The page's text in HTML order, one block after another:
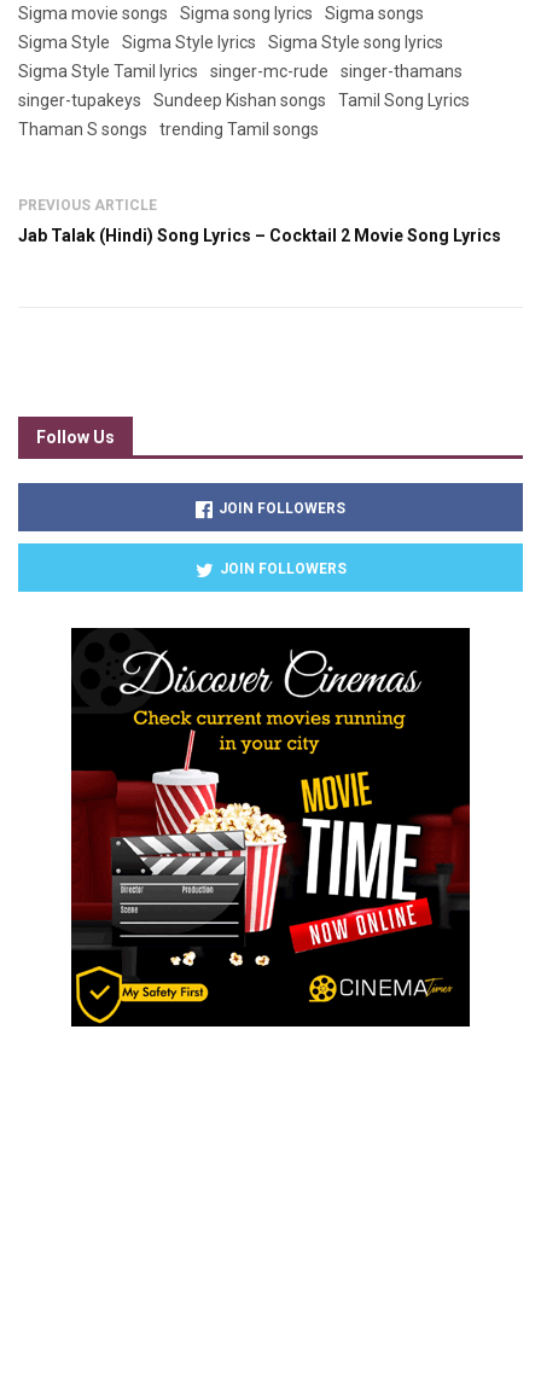
Sigma movie songs Sigma song lyrics
Sigma songs
Sigma Style
Sigma Style lyrics
Sigma Style song lyrics
Sigma Style Tamil lyrics
singer-mc-rude
singer-thamans
singer-tupakeys
Sundeep Kishan songs
Tamil Song Lyrics
Thaman S songs
trending Tamil songs
PREVIOUS ARTICLE
Jab Talak (Hindi) Song Lyrics – Cocktail 2 Movie Song Lyrics
Follow Us
JOIN FOLLOWERS
JOIN FOLLOWERS